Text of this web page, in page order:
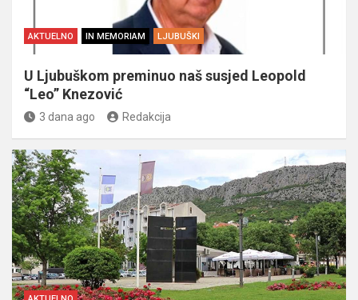
AKTUELNO IN MEMORIAM LJUBUŠKI
U Ljubuškom preminuo naš susjed Leopold
“Leo” Knezović
3 dana ago Redakcija